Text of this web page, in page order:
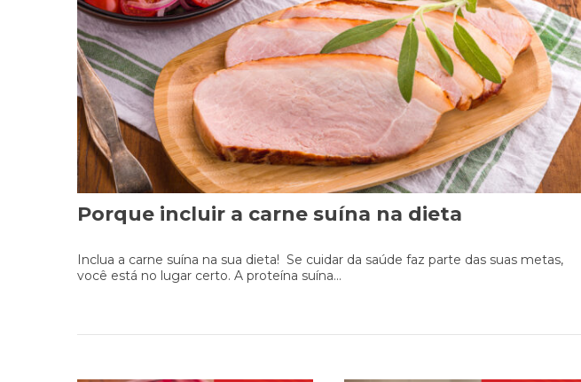
Porque incluir a carne suína na dieta
Inclua a carne suína na sua dieta! Se cuidar da saúde faz parte das suas metas,
você está no lugar certo. A proteína suína...